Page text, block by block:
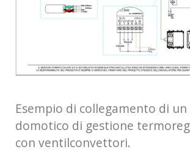
Esempio di collegamento di un
domotico di gestione
con ventilconvettori.